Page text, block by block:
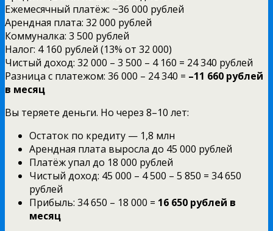
Ежемесячный платёж: ~36 000 рублей
Арендная плата: 32 000 рублей
Коммуналка: 3 500 рублей
Налог: 4 160 рублей (13% от 32 000)
Чистый доход: 32 000 – 3 500 – 4 160 = 24 340 рублей
Разница с платежом: 36 000 – 24 340 = –11 660 рублей
в месяц
Вы теряете деньги. Но через 8–10 лет:
Остаток по кредиту — 1,8 млн
Арендная плата выросла до 45 000 рублей
Платёж упал до 18 000 рублей
Чистый доход: 45 000 – 4 500 – 5 850 = 34 650
рублей
Прибыль: 34 650 – 18 000 = 16 650 рублей в
месяц